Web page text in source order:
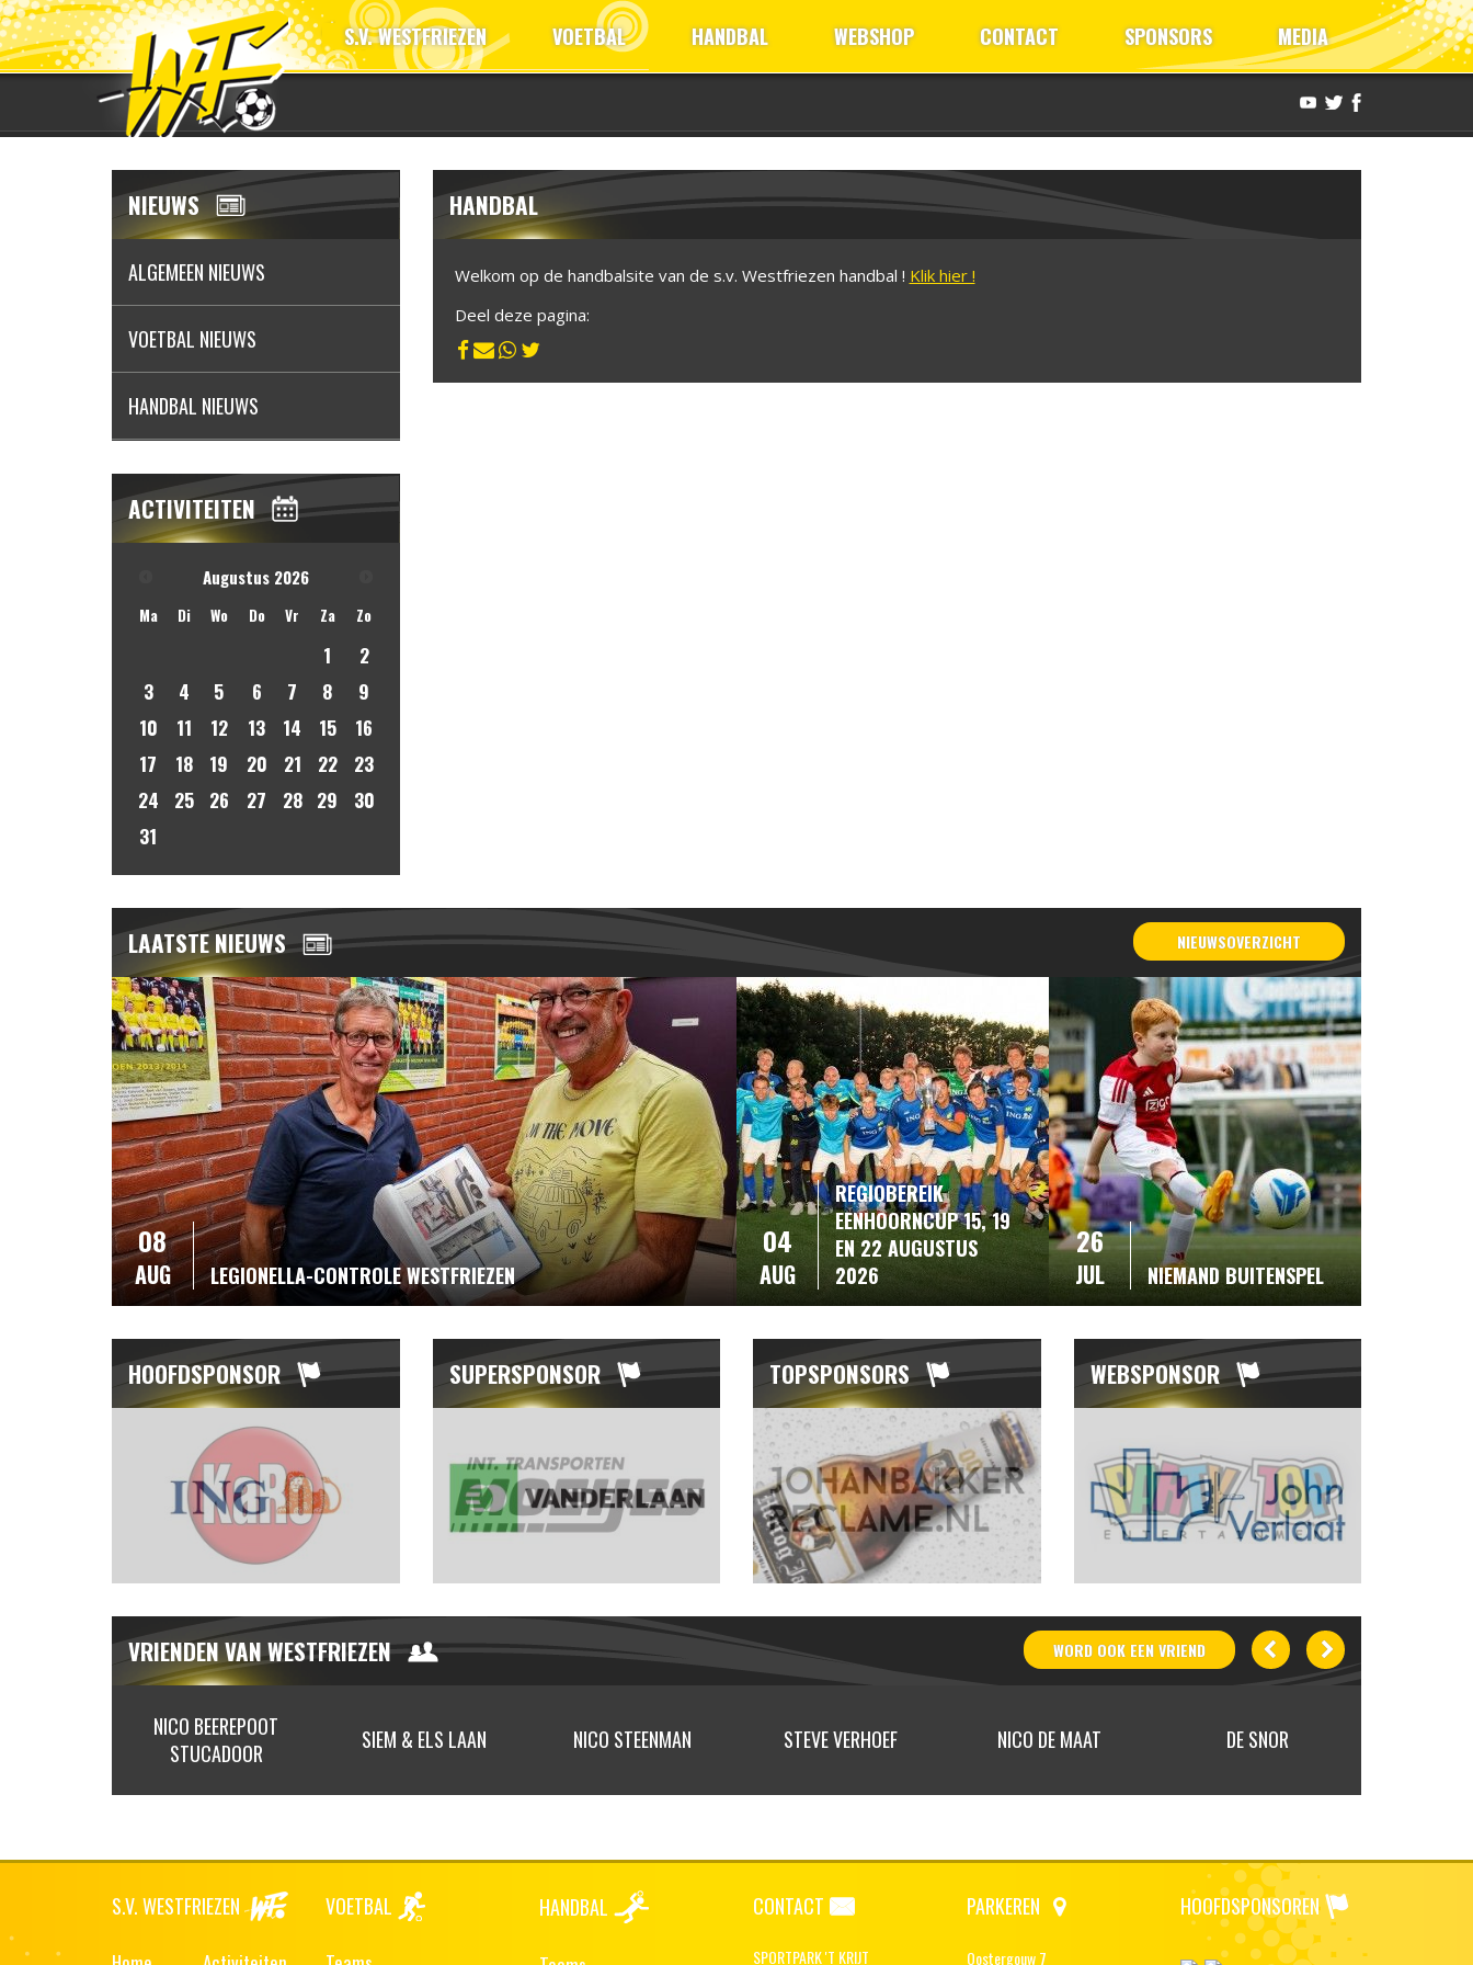
S.V. WESTFRIEZEN VOETBAL HANDBAL WEBSHOP CONTACT SPONSORS MEDIA
NIEUWS
ALGEMEEN NIEUWS
VOETBAL NIEUWS
HANDBAL NIEUWS
ACTIVITEITEN
Augustus 2026
Ma Di Wo Do Vr Za Zo
1
2
3
4 5 6 7 8
9
10
11 12 13 14 15
16
17
18 19 20 21 22
23
24
25 26 27 28 29
30
31
HANDBAL
Welkom op de handbalsite van de s.v. Westfriezen handbal ! Klik hier !
Deel deze pagina:
LAATSTE NIEUWS NIEUWSOVERZICHT
08
AUG LEGIONELLA-CONTROLE WESTFRIEZEN
04
AUG
REGIOBEREIK
EENHOORNCUP 15, 19
EN 22 AUGUSTUS
2026
26
JUL NIEMAND BUITENSPEL
HOOFDSPONSOR SUPERSPONSOR TOPSPONSORS WEBSPONSOR
VRIENDEN VAN WESTFRIEZEN WORD OOK EENVRIEND
NICO BEEREPOOT
STUCADOOR
SIEM & ELS LAAN NICO STEENMAN STEVE VERHOEF NICO DE MAAT DE SNOR
S.V. WESTFRIEZEN VOETBAL HANDBAL CONTACT
SPORTPARK 'T KRIJT
PARKEREN
Oostergouw 7
HOOFDSPONSOREN